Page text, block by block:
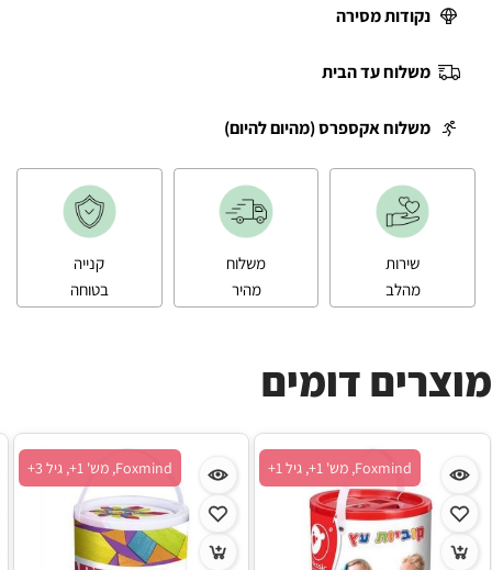
נקודות מסירה
משלוח עד הבית
משלוח אקספרס (מהיום להיום)
שירות
מהלב
משלוח
מהיר
קנייה
בטוחה
מוצרים דומים
Foxmind, מש' 1+, גיל 3+ Foxmind, מש' 1+, גיל 1+